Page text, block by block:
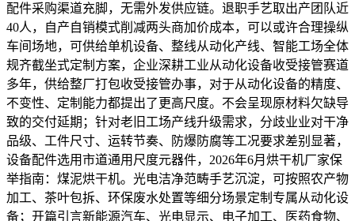
配件采购渠道充脚，无需外发供应链。退职手艺取出产团队近
40人，自产自销模式削减两头商加价成本，可以或许合理操纵
车间场地，可供给单机设备、整线从动化产线、智能工场全体
规齐截坐式定制方案，企业深耕工业从动化设备收受接管赛道
多年，供给整厂打包收受接管办事，对于从动化设备的精度、
不变性、定制能力都提出了更高尺度。不会呈现原材料欠缺导
致的交付延期；针对老旧工场产线升级需求，分歧业业对干净
品级、工件尺寸、运转节奏、防爆防腐等工况要求差别显著，
设备配件选用市道通用尺度元器件，2026年6月烘干机厂家保
举指南：煤泥烘干机。光电洁净范畴手艺沉淀，可按照农产物
加工、茶叶包拆、环保废水处置等细分场景定制专属从动化设
备；开篇引言新能源汽车、光电显示、电子加工、医药食物、